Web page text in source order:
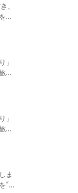
、
対
」
」
ま
“デ